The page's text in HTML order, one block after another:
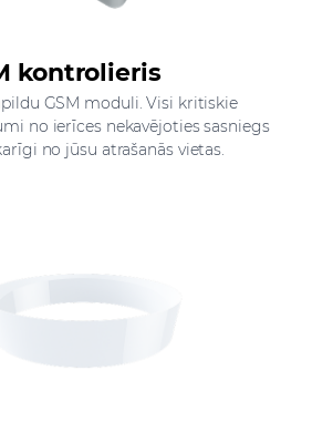
kontrolieris
GSM moduli. Visi kritiskie
no ierīces nekavējoties sasniegs
no jūsu atrašanās vietas.